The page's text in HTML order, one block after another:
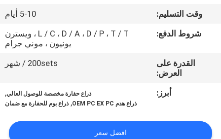
مراقبة
الجودة
أخبار
وقت التسليم:
5-10 أيام
شروط الدفع:
L / C ، D / A ، D / P ، T / T ، ويسترن
يونيون ، موني جرام
القدرة على
العرض:
200sets / شهر
أبرز: ذراع حفارة مخصصة للوصول العالي,
ذراع هدم OEM PC EX PC , ذراع بوم للحفارة مع ضمان
افضل سعر